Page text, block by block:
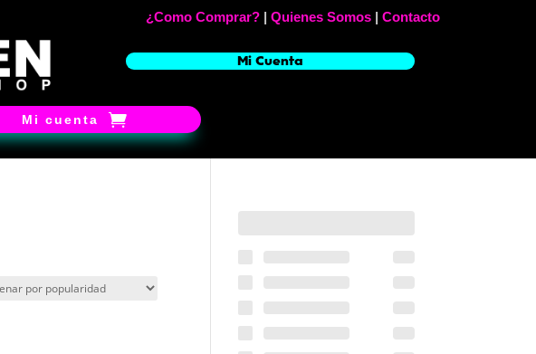
¿Como Comprar? |Quienes Somos |Contacto
Mi Cuenta
Mi cuenta